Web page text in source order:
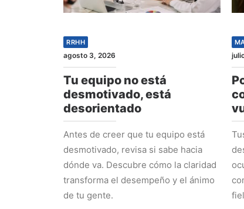
RRHH
agosto 3, 2026
Tu equipo no está
desmotivado, está
desorientado
Antes de creer que tu equipo está
desmotivado, revisa si sabe hacia
dónde va. Descubre cómo la claridad
transforma el desempeño y el ánimo
de tu gente.